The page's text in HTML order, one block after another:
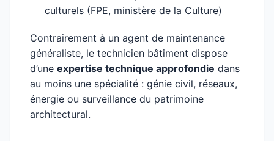
culturels (FPE, ministère de la Culture)
Contrairement à un agent de maintenance
généraliste, le technicien bâtiment dispose
d’une expertise technique approfondie dans
au moins une spécialité : génie civil, réseaux,
énergie ou surveillance du patrimoine
architectural.